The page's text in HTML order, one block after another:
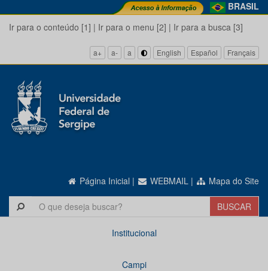
BRASIL
Ir para o conteúdo [1] | Ir para o menu [2] | Ir para a busca [3]
a+ a- a English Español Français
Página Inicial | WEBMAIL | Mapa do Site
Institucional
Campi